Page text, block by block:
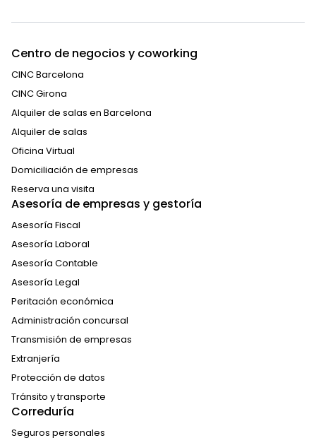
Centro de negocios y coworking
CINC Barcelona
CINC Girona
Alquiler de salas en Barcelona
Alquiler de salas
Oficina Virtual
Domiciliación de empresas
Reserva una visita
Asesoría de empresas y gestoría
Asesoría Fiscal
Asesoría Laboral
Asesoría Contable
Asesoría Legal
Peritación económica
Administración concursal
Transmisión de empresas
Extranjería
Protección de datos
Tránsito y transporte
Correduría
Seguros personales